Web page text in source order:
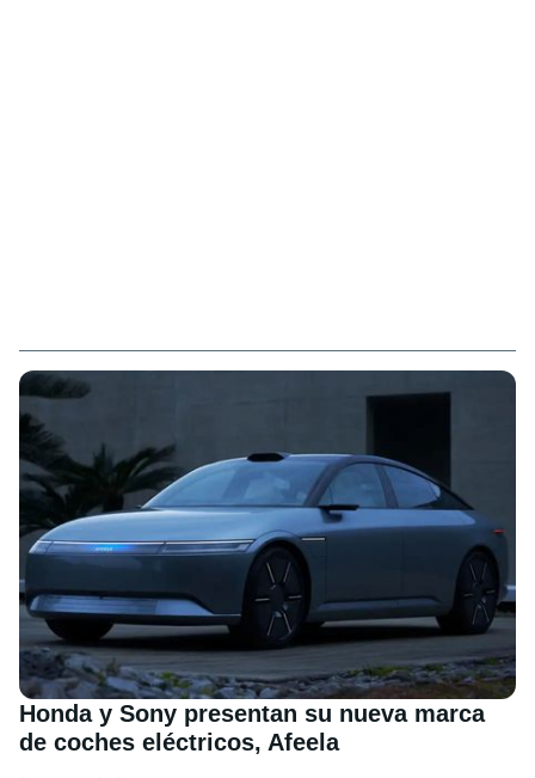
Honda y Sony presentan su nueva marca
de coches eléctricos, Afeela